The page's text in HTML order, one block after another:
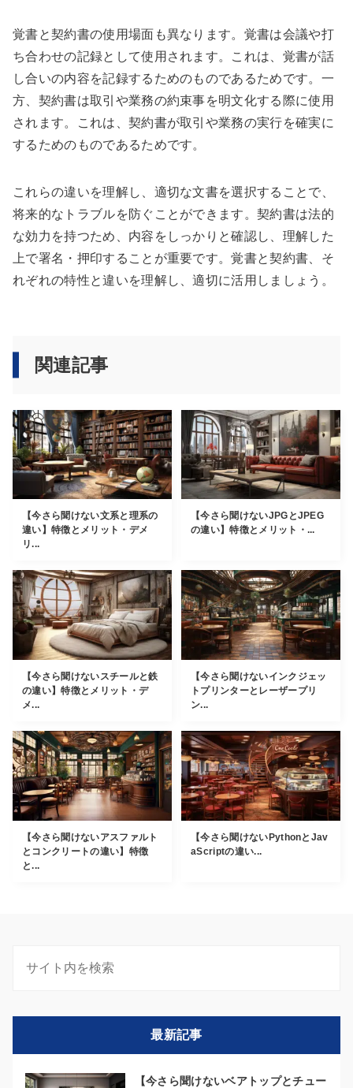
覚書と契約書の使用場面も異なります。覚書は会議や打
ち合わせの記録として使用されます。これは、覚書が話
し合いの内容を記録するためのものであるためです。一
方、契約書は取引や業務の約束事を明文化する際に使用
されます。これは、契約書が取引や業務の実行を確実に
するためのものであるためです。
これらの違いを理解し、適切な文書を選択することで、
将来的なトラブルを防ぐことができます。契約書は法的
な効力を持つため、内容をしっかりと確認し、理解した
上で署名・押印することが重要です。覚書と契約書、そ
れぞれの特性と違いを理解し、適切に活用しましょう。
関連記事
【今さら聞けない文系と理系の
違い】特徴とメリット・デメ
リ...
【今さら聞けないJPGとJPEG
の違い】特徴とメリット・...
【今さら聞けないスチールと鉄
の違い】特徴とメリット・デ
メ...
【今さら聞けないインクジェッ
トプリンターとレーザープリ
ン...
【今さら聞けないアスファルト
とコンクリートの違い】特徴
と...
【今さら聞けないPythonとJav
aScriptの違い...
最新記事
【今さら聞けないベアトップとチュー